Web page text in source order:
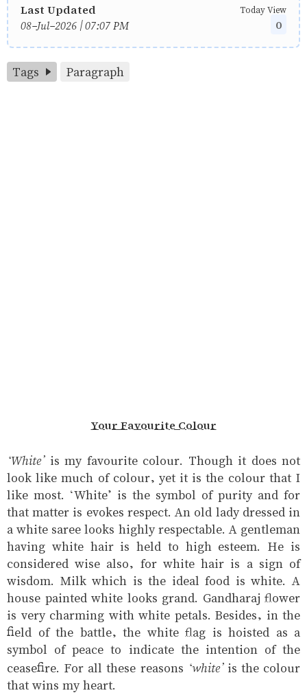
Last Updated
08-Jul-2026 | 07:07 PM
Today View
0
Tags Paragraph
Your Favourite Colour
‘White’is my favourite colour. Though it does not
look like much of colour, yet it is the colour that I
like most. ‘White’ is the symbol of purity and for
that matter is evokes respect. An old lady dressed in
a white saree looks highly respectable. A gentleman
having white hair is held to high esteem. He is
considered wise also, for white hair is a sign of
wisdom. Milk which is the ideal food is white. A
house painted white looks grand. Gandharaj flower
is very charming with white petals. Besides, in the
field of the battle, the white flag is hoisted as a
symbol of peace to indicate the intention of the
ceasefire. For all these reasons ‘white’is the colour
that wins my heart.